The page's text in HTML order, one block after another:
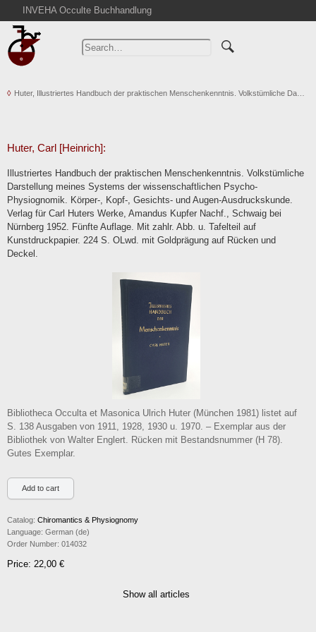
INVEHA Occulte Buchhandlung
Home
Advanced Search
Cart
Contact
Terms
Withdrawal
Privacy Policy
Huter, Illustriertes Handbuch der praktischen Menschenkenntnis. Volkstümliche Da…
Huter, Carl [Heinrich]:
Illustriertes Handbuch der praktischen Menschenkenntnis. Volkstümliche
Darstellung meines Systems der wissenschaftlichen Psycho-
Physiognomik. Körper-, Kopf-, Gesichts- und Augen-Ausdruckskunde.
Verlag für Carl Huters Werke, Amandus Kupfer Nachf., Schwaig bei
Nürnberg 1952. Fünfte Auflage. Mit zahlr. Abb. u. Tafelteil auf
Kunstdruckpapier. 224 S. OLwd. mit Goldprägung auf Rücken und
Deckel.
Bibliotheca Occulta et Masonica Ulrich Huter (München 1981) listet auf
S. 138 Ausgaben von 1911, 1928, 1930 u. 1970. – Exemplar aus der
Bibliothek von Walter Englert. Rücken mit Bestandsnummer (H 78).
Gutes Exemplar.
Catalog: Chiromantics & Physiognomy
Language: German (de)
Order Number: 014032
Price: 22,00 €
Show all articles